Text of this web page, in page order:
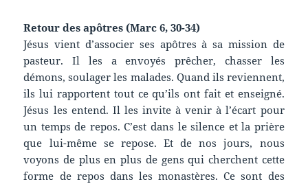
Retour des apôtres (Marc 6, 30-34)
Jésus vient d’associer ses apôtres à sa mission de
pasteur. Il les a envoyés prêcher, chasser les
démons, soulager les malades. Quand ils reviennent,
ils lui rapportent tout ce qu’ils ont fait et enseigné.
Jésus les entend. Il les invite à venir à l’écart pour
un temps de repos. C’est dans le silence et la prière
que lui-même se repose. Et de nos jours, nous
voyons de plus en plus de gens qui cherchent cette
forme de repos dans les monastères. Ce sont des